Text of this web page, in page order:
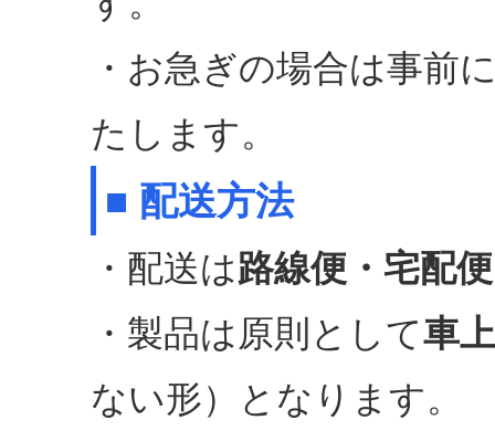
・お急ぎの場合は事前
たします。
■ 配送方法
・配送は路線便・宅配便
・製品は原則として車
ない形）となります。